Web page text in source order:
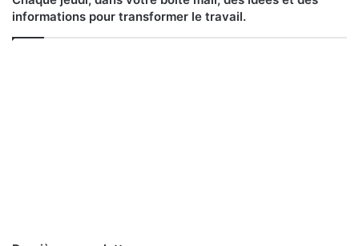
informations pour transformer le travail.